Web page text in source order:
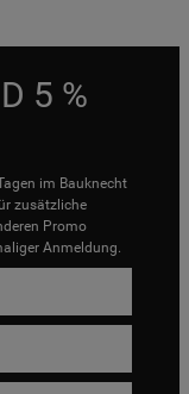
5 %
im Bauknecht
zusätzliche
Promo
Anmeldung.